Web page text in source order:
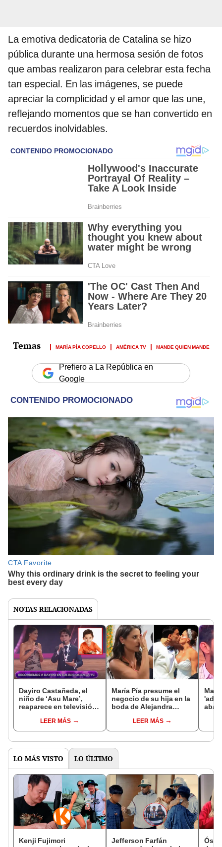
La emotiva dedicatoria de Catalina se hizo
pública durante una hermosa sesión de fotos
que ambas realizaron para celebrar esta fecha
tan especial. En las imágenes, se puede
apreciar la complicidad y el amor que las une,
reflejando momentos que se han convertido en
recuerdos inolvidables.
MARÍA PÍA COPELLO AMÉRICA TV MANDE QUIEN MANDE
Prefiero a La República en
Google
NOTAS RELACIONADAS
Dayiro Castañeda, el
niño de ‘Asu Mare’,
reaparece en televisión
“Me alejé para estudiar”
LEER MÁS
María Pía presume el
negocio de su hija en la
boda de Alejandra
“Espectacular”
LEER MÁS
de
LO MÁS VISTO LO ÚLTIMO
Kenji Fujimori
Jefferson Farfán